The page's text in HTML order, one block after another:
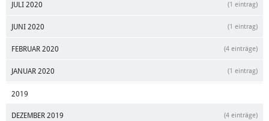
JULI 2020 (1 eintrag)
JUNI 2020 (1 eintrag)
FEBRUAR 2020 (4 einträge)
JANUAR 2020 (1 eintrag)
2019
DEZEMBER 2019 (4 einträge)